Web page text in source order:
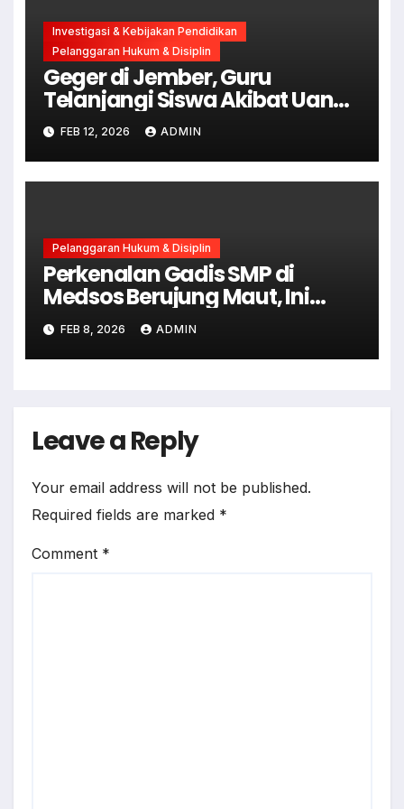
Investigasi & Kebijakan Pendidikan
Pelanggaran Hukum & Disiplin
Geger di Jember, Guru
Telanjangi Siswa Akibat Uang
Hilang
FEB 12, 2026 ADMIN
Pelanggaran Hukum & Disiplin
Perkenalan Gadis SMP di
Medsos Berujung Maut, Ini
yang Terjadi
FEB 8, 2026 ADMIN
Leave a Reply
Your email address will not be published.
Required fields are marked *
Comment *